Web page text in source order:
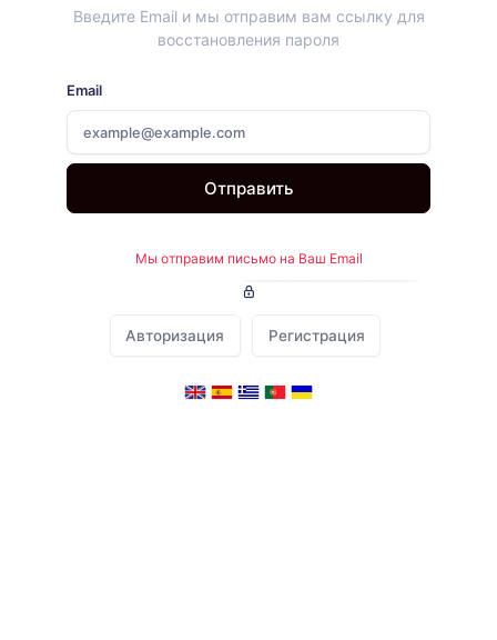
Введите Email и мы отправим вам ссылку для
восстановления пароля
Email
Отправить
Мы отправим письмо на Ваш Email
Авторизация Регистрация